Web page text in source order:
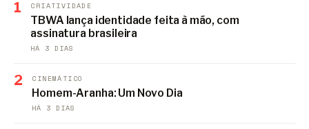
1 CRIATIVIDADE
TBWA lança identidade feita à mão, com
assinatura brasileira
HÁ 3 DIAS
2 CINEMÁTICO
Homem-Aranha: Um Novo Dia
HÁ 3 DIAS